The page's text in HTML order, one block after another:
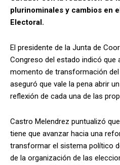
plurinominales y cambios en
Electoral.
El presidente de la Junta de
Congreso del estado indicó que
momento de transformación
aseguró que vale la pena abrir
reflexión de cada una de las
Castro Melendrez puntualizó
tiene que avanzar hacia una
transformar el sistema político
de la organización de las